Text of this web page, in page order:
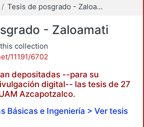
Tesis de posgrado - Zaloamati
- Zaloamati
collection
11191/6702
depositadas --para su
digital-- las tesis de 27
Azcapotzalco.
Básicas e Ingeniería > Ver tesis